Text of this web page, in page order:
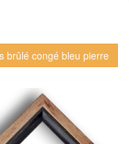
brûlé congé bleu pierre